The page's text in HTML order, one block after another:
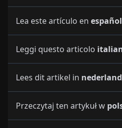
Lea este artículo en español
Leggi questo articolo
Lees dit artikel in
Przeczytaj ten artykuł w